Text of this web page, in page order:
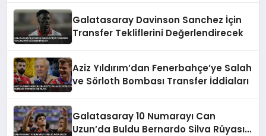
Galatasaray Davinson Sanchez İçin
Transfer Tekliflerini Değerlendirecek
Aziz Yıldırım’dan Fenerbahçe’ye Salah
ve Sörloth Bombası Transfer İddiaları
Galatasaray 10 Numarayı Can
Uzun’da Buldu Bernardo Silva Rüyası